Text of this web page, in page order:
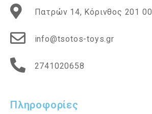
Πατρών 14, Κόρινθος 201 00
info@tsotos-toys.gr
2741020658
Πληροφορίες